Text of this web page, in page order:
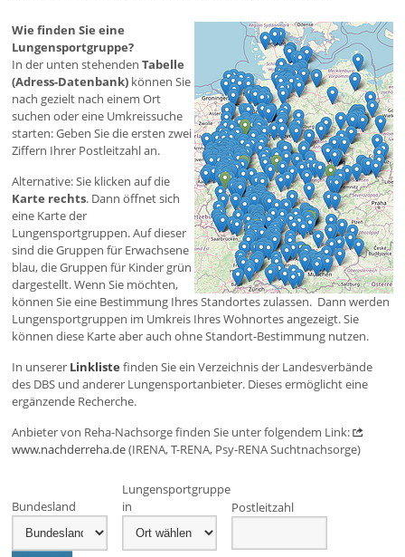
Wie finden Sie eine
Lungensportgruppe?
In der unten stehenden Tabelle
(Adress-Datenbank) können Sie
nach gezielt nach einem Ort
suchen oder eine Umkreissuche
starten: Geben Sie die ersten zwei
Ziffern Ihrer Postleitzahl an.
Alternative: Sie klicken auf die
Karte rechts. Dann öffnet sich
eine Karte der
Lungensportgruppen. Auf dieser
sind die Gruppen für Erwachsene
blau, die Gruppen für Kinder grün
dargestellt. Wenn Sie möchten,
können Sie eine Bestimmung Ihres Standortes zulassen. Dann werden
Lungensportgruppen im Umkreis Ihres Wohnortes angezeigt. Sie
können diese Karte aber auch ohne Standort-Bestimmung nutzen.
In unserer Linkliste finden Sie ein Verzeichnis der Landesverbände
des DBS und anderer Lungensportanbieter. Dieses ermöglicht eine
ergänzende Recherche.
Anbieter von Reha-Nachsorge finden Sie unter folgendem Link:
www.nachderreha.de(IRENA, T-RENA, Psy-RENA Suchtnachsorge)
Bundesland
Lungensportgruppe
in
Postleitzahl